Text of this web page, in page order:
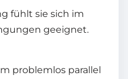
fühlt sie sich im
geeignet.
problemlos parallel